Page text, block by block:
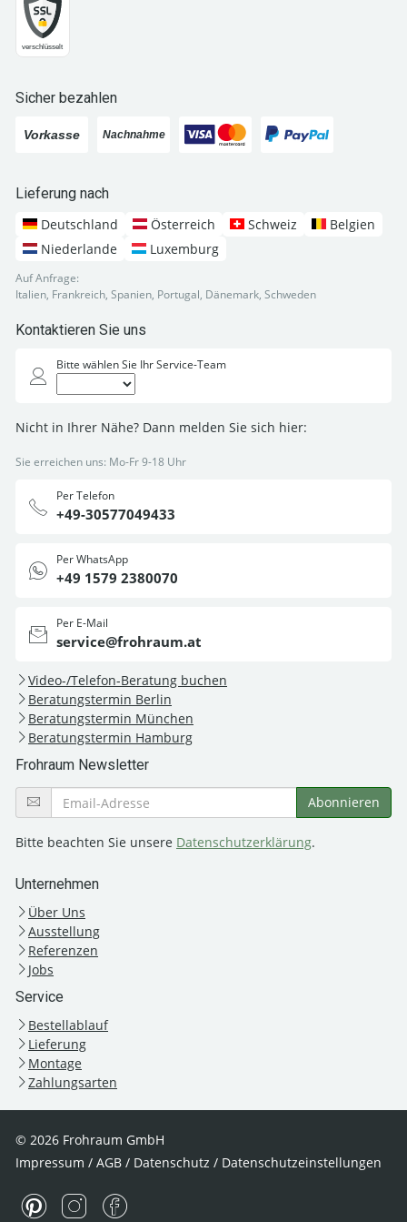
Sicher bezahlen
Lieferung nach
Deutschland
Österreich Schweiz
Belgien
Niederlande
Luxemburg
Auf Anfrage:
Italien, Frankreich, Spanien, Portugal, Dänemark, Schweden
Kontaktieren Sie uns
Bitte wählen Sie Ihr Service-Team
Nicht in Ihrer Nähe? Dann melden Sie sich hier:
Sie erreichen uns: Mo-Fr 9-18 Uhr
Per Telefon
+49-30577049433
Per WhatsApp
+49 1579 2380070
Per E-Mail
service@frohraum.at
Video-/Telefon-Beratung buchen
Beratungstermin Berlin
Beratungstermin München
Beratungstermin Hamburg
Frohraum Newsletter
Bitte beachten Sie unsere Datenschutzerklärung.
Unternehmen
Über Uns
Ausstellung
Referenzen
Jobs
Service
Bestellablauf
Lieferung
Montage
Zahlungsarten
© 2026 Frohraum GmbH
Impressum / AGB / Datenschutz / Datenschutzeinstellungen